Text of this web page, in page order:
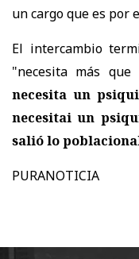
un cargo que es por
El intercambio
"necesita más
necesita un
necesitai un
salió lo
PURANOTICIA